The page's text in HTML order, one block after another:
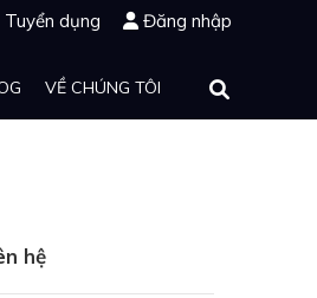
Tuyển dụng Đăng nhập
VỀ CHÚNG TÔI
hệ